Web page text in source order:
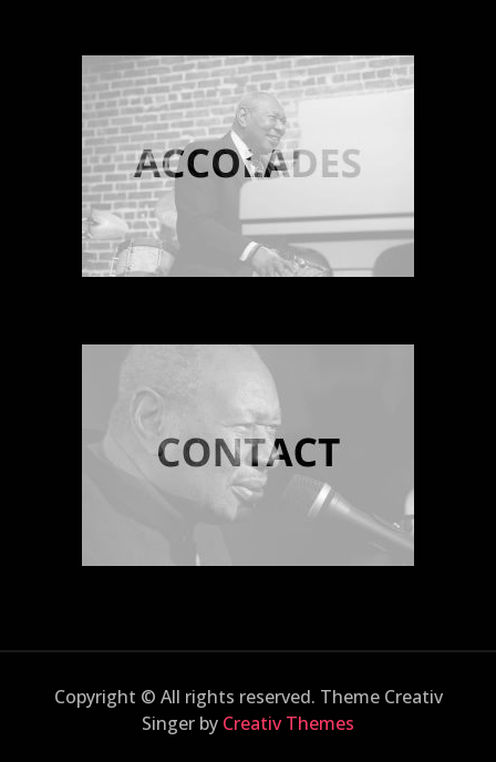
Copyright © All rights reserved. Theme Creativ
Singer by Creativ Themes